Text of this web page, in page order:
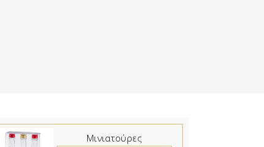
Μινιατούρες